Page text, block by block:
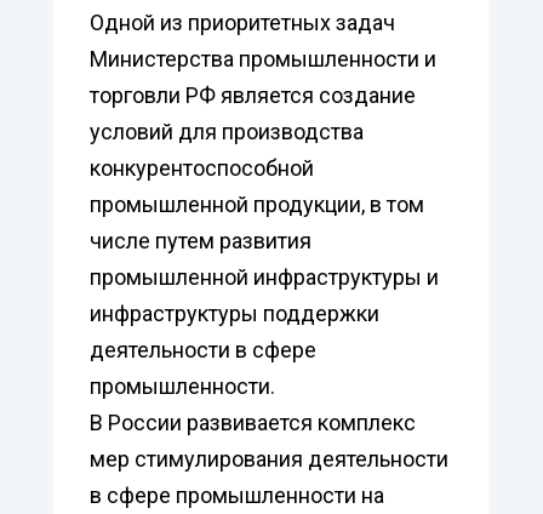
Одной из приоритетных задач
Министерства промышленности и
торговли РФ является создание
условий для производства
конкурентоспособной
промышленной продукции, в том
числе путем развития
промышленной инфраструктуры и
инфраструктуры поддержки
деятельности в сфере
промышленности.
В России развивается комплекс
мер стимулирования деятельности
в сфере промышленности на